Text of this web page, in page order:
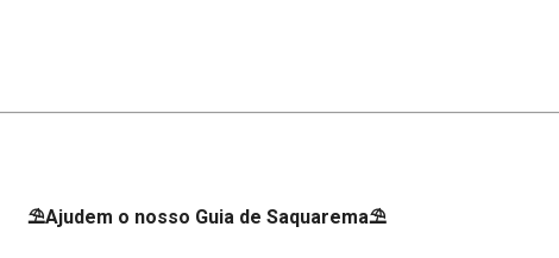
⛱Ajudem o nosso Guia de Saquarema⛱